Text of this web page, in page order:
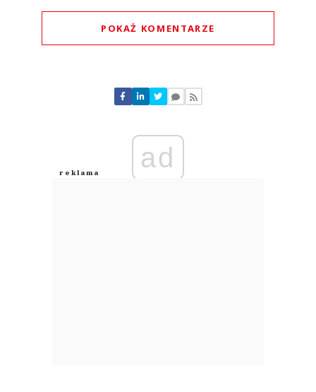
POKAŻ KOMENTARZE
Nie znaleziono komentarzy
Zostaw swoje komentarze
Anuluj
ad